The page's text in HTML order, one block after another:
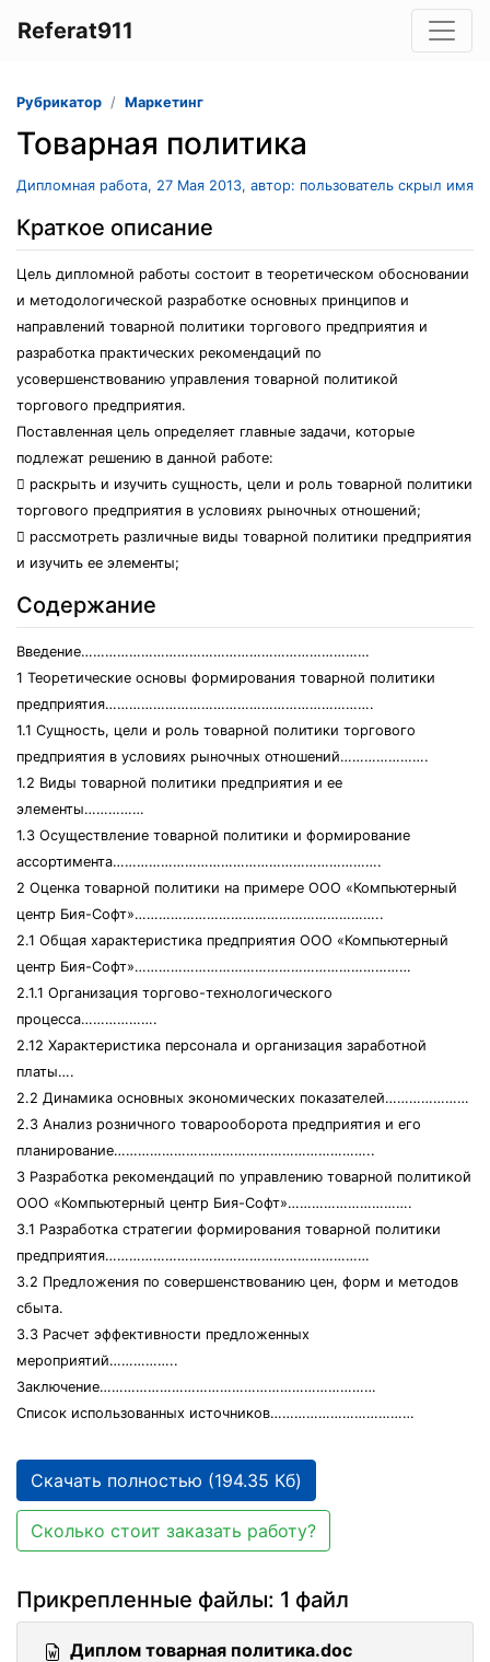
Referat911
Рубрикатор Маркетинг
Товарная политика
Дипломная работа, 27 Мая 2013, автор: пользователь скрыл имя
Краткое описание
Цель дипломной работы состоит в теоретическом обосновании
и методологической разработке основных принципов и
направлений товарной политики торгового предприятия и
разработка практических рекомендаций по
усовершенствованию управления товарной политикой
торгового предприятия.
Поставленная цель определяет главные задачи, которые
подлежат решению в данной работе:
 раскрыть и изучить сущность, цели и роль товарной политики
торгового предприятия в условиях рыночных отношений;
 рассмотреть различные виды товарной политики предприятия
и изучить ее элементы;
Содержание
Введение………………………………………………………………
1 Теоретические основы формирования товарной политики
предприятия………………………………………………………….
1.1 Сущность, цели и роль товарной политики торгового
предприятия в условиях рыночных отношений………………….
1.2 Виды товарной политики предприятия и ее
элементы……………
1.3 Осуществление товарной политики и формирование
ассортимента………………………………………………………….
2 Оценка товарной политики на примере ООО «Компьютерный
центр Бия-Софт»……………………………………………………..
2.1 Общая характеристика предприятия ООО «Компьютерный
центр Бия-Софт»……………………………………………………………
2.1.1 Организация торгово-технологического
процесса……………….
2.12 Характеристика персонала и организация заработной
платы….
2.2 Динамика основных экономических показателей…………………
2.3 Анализ розничного товарооборота предприятия и его
планирование………………………………………………………..
3 Разработка рекомендаций по управлению товарной политикой
ООО «Компьютерный центр Бия-Софт»………………………….
3.1 Разработка стратегии формирования товарной политики
предприятия…………………………………………………………
3.2 Предложения по совершенствованию цен, форм и методов
сбыта.
3.3 Расчет эффективности предложенных
мероприятий……………..
Заключение……………………………………………………………
Список использованных источников………………………………
Скачать полностью (194.35 Кб)
Сколько стоит заказать работу?
Прикрепленные файлы: 1 файл
Диплом товарная политика.doc